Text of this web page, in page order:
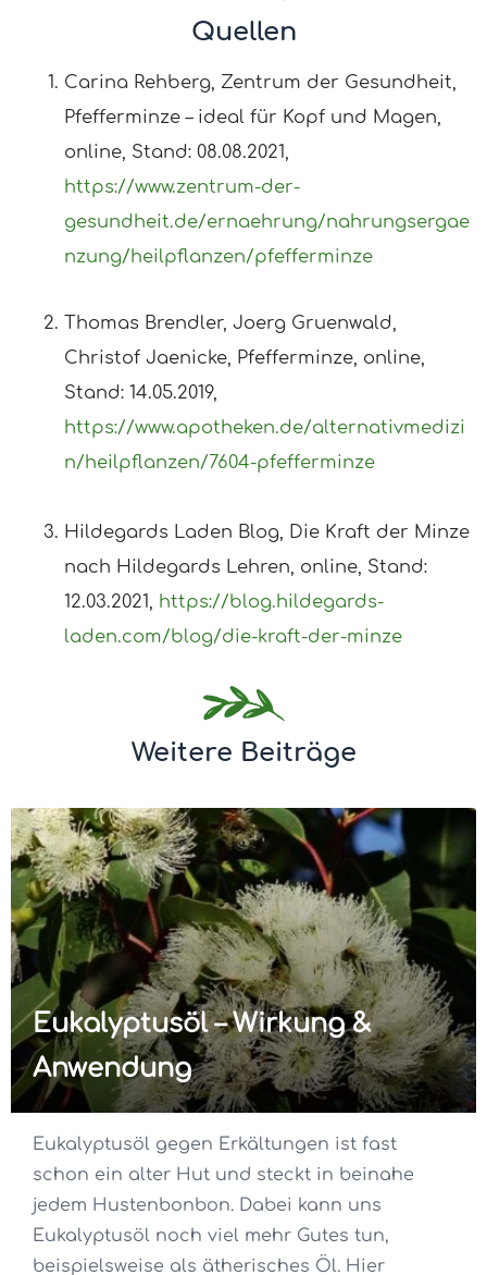
Quellen
Carina Rehberg, Zentrum der Gesundheit,
Pfefferminze – ideal für Kopf und Magen,
online, Stand: 08.08.2021,
https://www.zentrum-der-
gesundheit.de/ernaehrung/nahrungsergae
nzung/heilpflanzen/pfefferminze
Thomas Brendler, Joerg Gruenwald,
Christof Jaenicke, Pfefferminze, online,
Stand: 14.05.2019,
https://www.apotheken.de/alternativmedizi
n/heilpflanzen/7604-pfefferminze
Hildegards Laden Blog, Die Kraft der Minze
nach Hildegards Lehren, online, Stand:
12.03.2021, https://blog.hildegards-
laden.com/blog/die-kraft-der-minze
Weitere Beiträge
Eukalyptusöl – Wirkung &
Anwendung
Eukalyptusöl gegen Erkältungen ist fast
schon ein alter Hut und steckt in beinahe
jedem Hustenbonbon. Dabei kann uns
Eukalyptusöl noch viel mehr Gutes tun,
beispielsweise als ätherisches Öl. Hier